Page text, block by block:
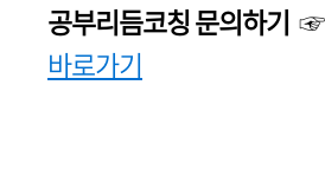
공부리듬코칭 문의하기 ☞
바로가기